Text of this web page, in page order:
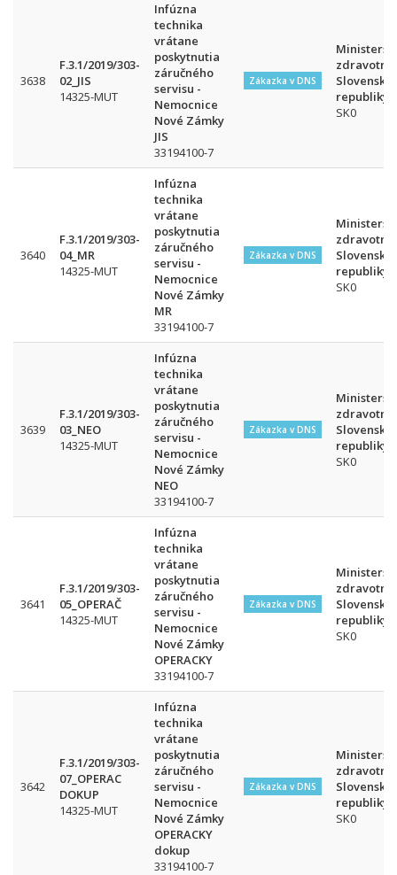
3638
F.3.1/2019/303-
02_JIS
14325-MUT
Infúzna
technika
vrátane
poskytnutia
záručného
servisu -
Nemocnice
Nové Zámky
JIS
33194100-7
Zákazka v DNS
Slovenskej
republiky
SK0
3640
F.3.1/2019/303-
04_MR
14325-MUT
Infúzna
technika
vrátane
poskytnutia
záručného
servisu -
Nemocnice
Nové Zámky
MR
33194100-7
Zákazka v DNS
Slovenskej
republiky
SK0
3639
F.3.1/2019/303-
03_NEO
14325-MUT
Infúzna
technika
vrátane
poskytnutia
záručného
servisu -
Nemocnice
Nové Zámky
NEO
33194100-7
Zákazka v DNS
Slovenskej
republiky
SK0
3641
F.3.1/2019/303-
05_OPERAČ
14325-MUT
Infúzna
technika
vrátane
poskytnutia
záručného
servisu -
Nemocnice
Nové Zámky
OPERACKY
33194100-7
Zákazka v DNS
Slovenskej
republiky
SK0
3642
F.3.1/2019/303-
07_OPERAC
DOKUP
14325-MUT
Infúzna
technika
vrátane
poskytnutia
záručného
servisu -
Nemocnice
Nové Zámky
OPERACKY
dokup
33194100-7
Zákazka v DNS
Slovenskej
republiky
SK0